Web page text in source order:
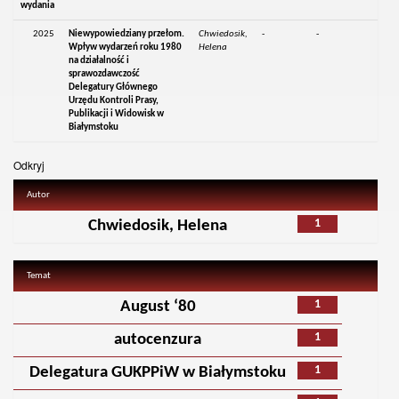
wydania
2025
Niewypowiedziany przełom.
Wpływ wydarzeń roku 1980
na działalność i
sprawozdawczość
Delegatury Głównego
Urzędu Kontroli Prasy,
Publikacji i Widowisk w
Białymstoku
Chwiedosik,
Helena
- -
Odkryj
Autor
1
Chwiedosik, Helena
Temat
1
August ‘80
1
autocenzura
1
Delegatura GUKPPiW w Białymstoku